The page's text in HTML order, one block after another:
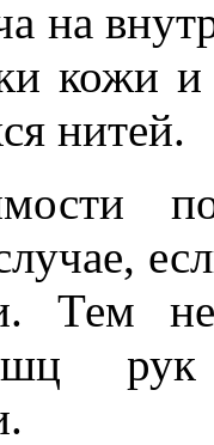
на
кожи
нитей.
Тем